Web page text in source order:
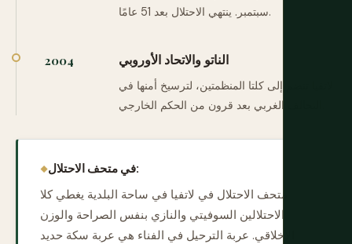
سبتمبر. ينتهي الاحتلال بعد 51 عامًا.
2004 الناتو والاتحاد الأوروبي
لاتفيا تنضم إلى كلتا المنظمتين، لترسيخ أمنها في
في متحف الاحتلال:
متحف الاحتلال في لاتفيا في ساحة البلدية يغطي كلا
الاحتلالين السوفيتي والنازي بنفس الصراحة والوزن
الأخلاقي. عربة الترحيل في الفناء هي عربة سكة حديد